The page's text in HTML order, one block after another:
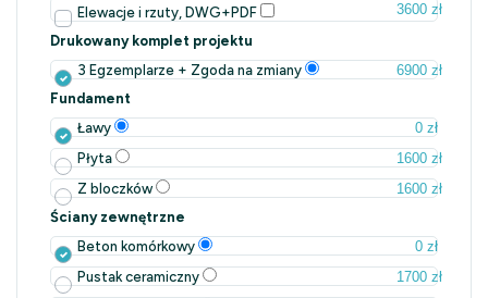
Elewacje i rzuty, DWG+PDF
3600 zł
Drukowany komplet projektu
3 Egzemplarze + Zgoda na zmiany
6900 zł
Fundament
Ławy
0 zł
Płyta
1600 zł
Z bloczków
1600 zł
Ściany zewnętrzne
Beton komórkowy
0 zł
Pustak ceramiczny
1700 zł